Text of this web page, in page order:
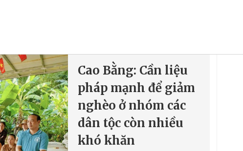
Cao Bằng: Cần liệu
pháp mạnh để giảm
nghèo ở nhóm các
dân tộc còn nhiều
khó khăn